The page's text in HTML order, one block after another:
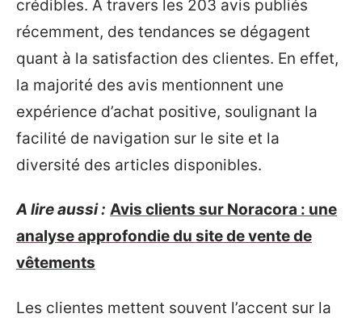
crédibles. À travers les 203 avis publiés
récemment, des tendances se dégagent
quant à la satisfaction des clientes. En effet,
la majorité des avis mentionnent une
expérience d’achat positive, soulignant la
facilité de navigation sur le site et la
diversité des articles disponibles.
A lire aussi : Avis clients sur Noracora : une
analyse approfondie du site de vente de
vêtements
Les clientes mettent souvent l’accent sur la